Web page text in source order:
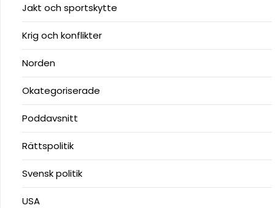
Jakt och sportskytte
Krig och konflikter
Norden
Okategoriserade
Poddavsnitt
Rättspolitik
Svensk politik
USA